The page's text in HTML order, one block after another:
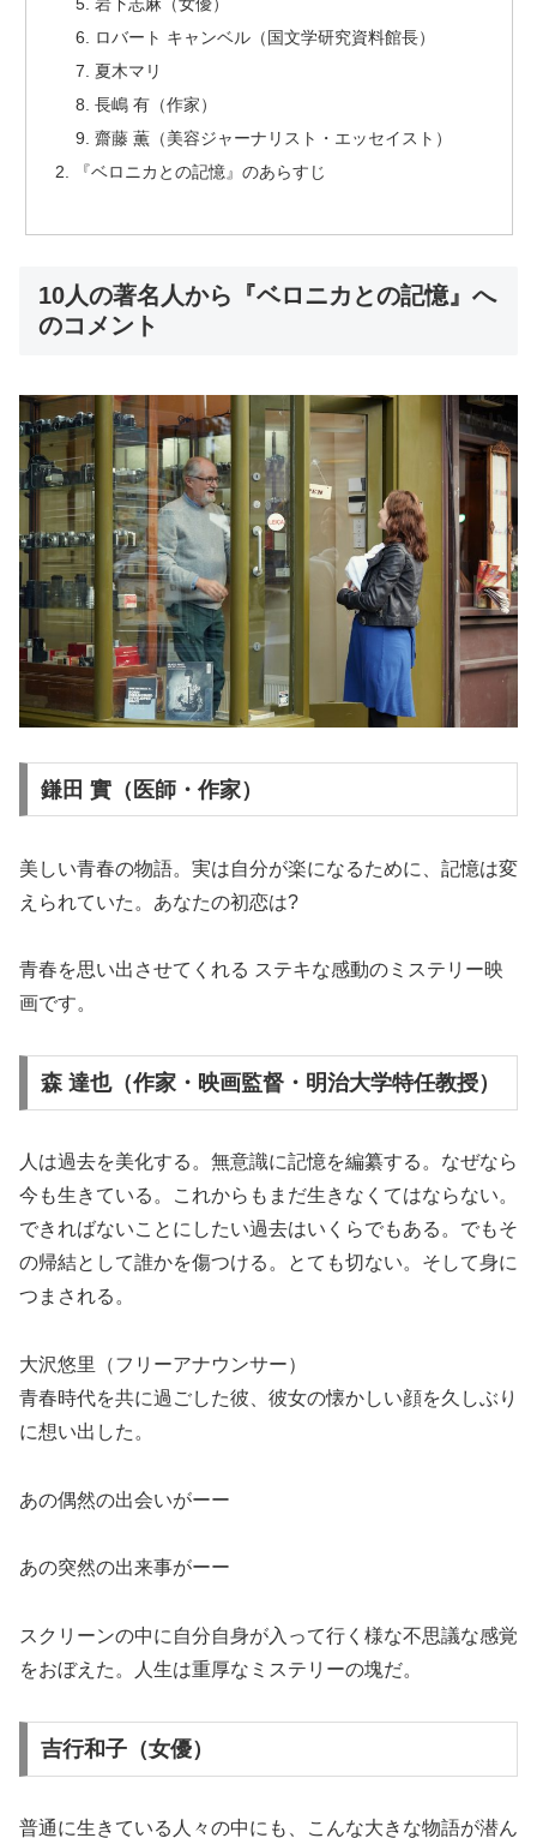
ロバート キャンベル（国文学研究資料館長）
夏木マリ
長嶋 有（作家）
齋藤 薫（美容ジャーナリスト・エッセイスト）
『ベロニカとの記憶』のあらすじ
10人の著名人から『ベロニカとの記憶』へ
のコメント
鎌田 實（医師・作家）
美しい青春の物語。実は自分が楽になるために、記憶は変
えられていた。あなたの初恋は?
青春を思い出させてくれる ステキな感動のミステリー映
画です。
森 達也（作家・映画監督・明治大学特任教授）
人は過去を美化する。無意識に記憶を編纂する。なぜなら
今も生きている。これからもまだ生きなくてはならない。
できればないことにしたい過去はいくらでもある。でもそ
の帰結として誰かを傷つける。とても切ない。そして身に
つまされる。
大沢悠里（フリーアナウンサー）
青春時代を共に過ごした彼、彼女の懐かしい顔を久しぶり
に想い出した。
あの偶然の出会いがーー
あの突然の出来事がーー
スクリーンの中に自分自身が入って行く様な不思議な感覚
をおぼえた。人生は重厚なミステリーの塊だ。
吉行和子（女優）
普通に生きている人々の中にも、こんな大きな物語が潜ん